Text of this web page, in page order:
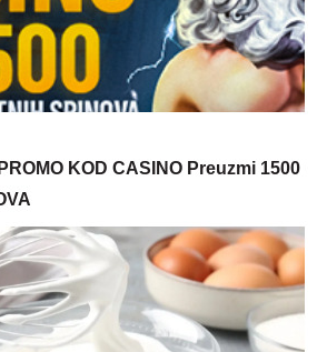
KOD CASINO Preuzmi 1500